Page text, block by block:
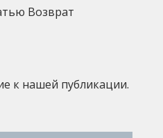
Возврат
к нашей публикации.